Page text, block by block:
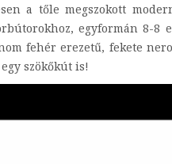
a tőle megszokott
egyformán 8-
fehér erezetű, fekete
szökőkút is!